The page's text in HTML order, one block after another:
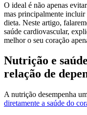
O ideal é não apenas
mas principalmente incluir
dieta. Neste artigo,
saúde cardiovascular,
melhor o seu coração
Nutrição e
relação de
A nutrição desempenha
diretamente a saúde do